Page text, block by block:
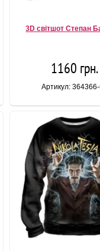
3D світшот Степан
1160 грн.
Артикул: